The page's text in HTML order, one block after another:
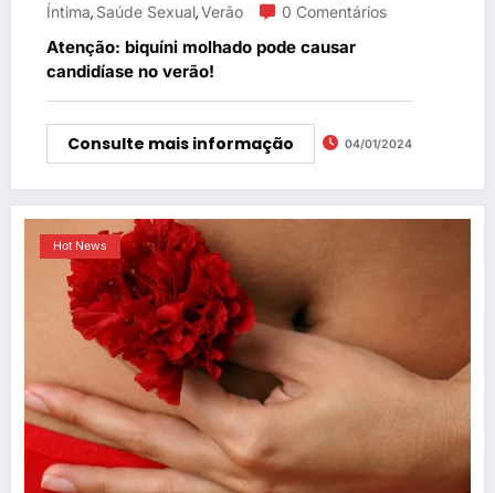
Íntima, Saúde Sexual,Verão 0 Comentários
Atenção: biquíni molhado pode causar
candidíase no verão!
Consulte mais informação 04/01/2024
Hot News